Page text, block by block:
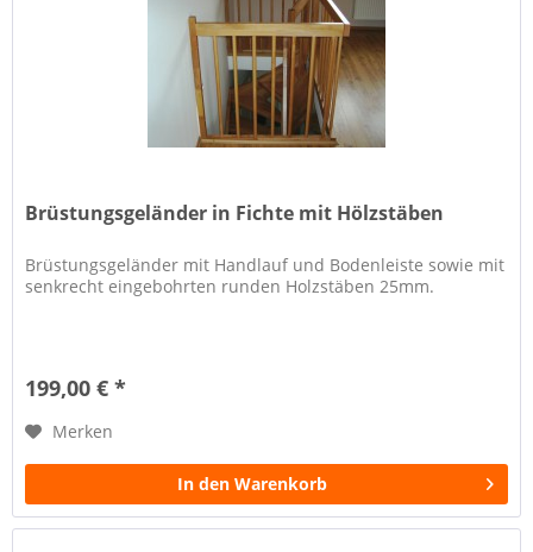
Brüstungsgeländer in Fichte mit Hölzstäben
Brüstungsgeländer mit Handlauf und Bodenleiste sowie mit
senkrecht eingebohrten runden Holzstäben 25mm.
199,00 € *
Merken
In den Warenkorb